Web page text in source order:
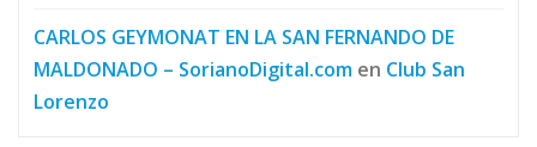
CARLOS GEYMONAT EN LA SAN FERNANDO DE
MALDONADO – SorianoDigital.com en Club San
Lorenzo